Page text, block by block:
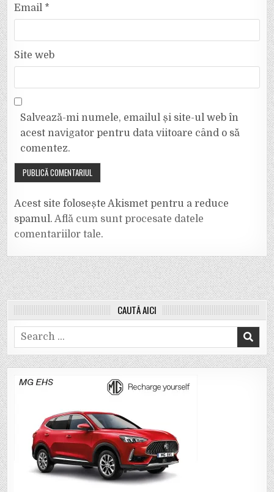
Email *
Site web
Salvează-mi numele, emailul și site-ul web în
acest navigator pentru data viitoare când o să
comentez.
Acest site folosește Akismet pentru a reduce
spamul.Află cum sunt procesate datele
comentariilor tale.
CAUTĂ AICI
Search
for: